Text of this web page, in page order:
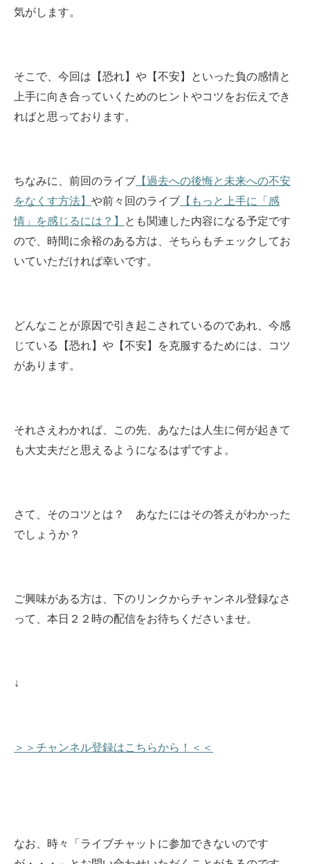
気がします。
そこで、今回は【恐れ】や【不安】といった負の感情と
上手に向き合っていくためのヒントやコツをお伝えでき
ればと思っております。
ちなみに、前回のライブ 【過去への後悔と未来への不安
をなくす方法】 や前々回のライブ 【もっと上手に「感
情」を感じるには？】
とも関連した内容になる予定です
ので、時間に余裕のある方は、そちらもチェックしてお
いていただければ幸いです。
どんなことが原因で引き起こされているのであれ、今感
じている【恐れ】や【不安】を克服するためには、コツ
があります。
それさえわかれば、この先、あなたは人生に何が起きて
も大丈夫だと思えるようになるはずですよ。
さて、そのコツとは？ あなたにはその答えがわかった
でしょうか？
ご興味がある方は、下のリンクからチャンネル登録なさ
って、本日２２時の配信をお待ちくださいませ。
↓
＞＞チャンネル登録はこちらから！＜＜
なお、時々「ライブチャットに参加できないのです